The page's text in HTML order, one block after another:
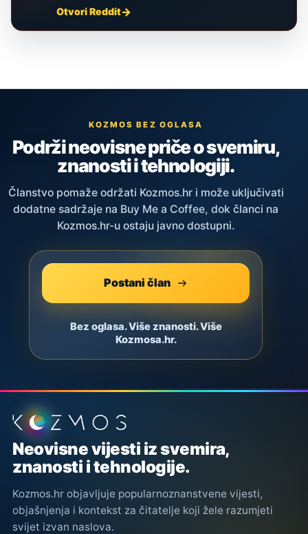
Otvori Reddit
KOZMOS BEZ OGLASA
Podrži neovisne priče o svemiru,
znanosti i tehnologiji.
Članstvo pomaže održati Kozmos.hr i može uključivati
dodatne sadržaje na Buy Me a Coffee, dok članci na
Kozmos.hr-u ostaju javno dostupni.
Postani član
Bez oglasa. Više znanosti. Više
Kozmosa.hr.
Podnožje stranice
Neovisne vijesti iz svemira,
znanosti i tehnologije.
Kozmos.hr objavljuje popularnoznanstvene vijesti,
objašnjenja i kontekst za čitatelje koji žele razumjeti
svijet izvan naslova.